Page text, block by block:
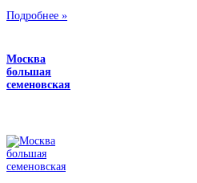
Подробнее »
Москва
большая
семеновская